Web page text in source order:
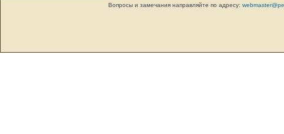
Вопросы и замечания направляйте по адресу: